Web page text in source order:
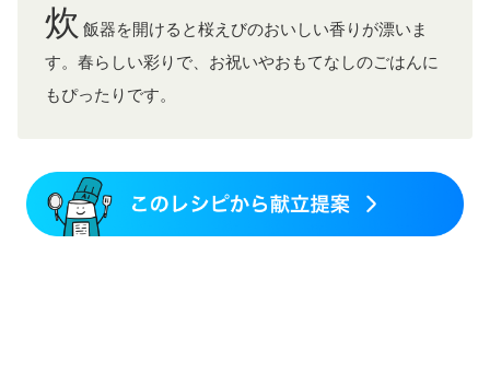
フレイル（年齢に合わせた体作り）
ニキビ・肌荒れ
妊活中 更年期
炊 飯器を開けると桜えびのおいしい香りが漂いま
す。春らしい彩りで、お祝いやおもてなしのごはんに
もぴったりです。